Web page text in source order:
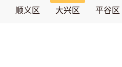
顺义区
大兴区 平谷区